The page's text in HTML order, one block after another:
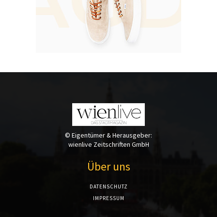
© Eigentümer & Herausgeber:
wienlive Zeitschriften GmbH
Über uns
DATENSCHUTZ
IMPRESSUM